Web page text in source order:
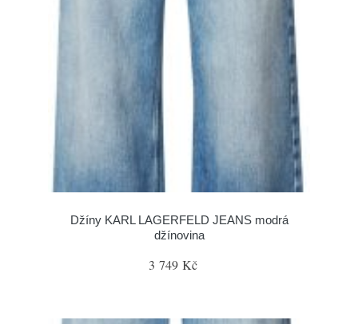
Džíny KARL LAGERFELD JEANS modrá
džínovina
3 749 Kč